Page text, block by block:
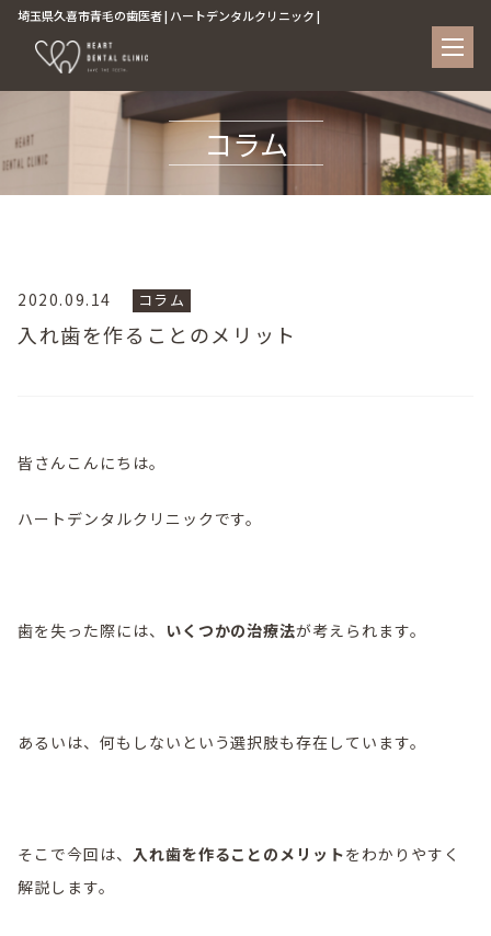
埼玉県久喜市青毛の歯医者 | ハートデンタルクリニック |
コラム
2020.09.14 コラム
入れ歯を作ることのメリット
皆さんこんにちは。
ハートデンタルクリニックです。
歯を失った際には、 いくつかの治療法が考えられます。
あるいは、何もしないという選択肢も存在しています。
そこで今回は、 入れ歯を作ることのメリットをわかりやすく
解説します。